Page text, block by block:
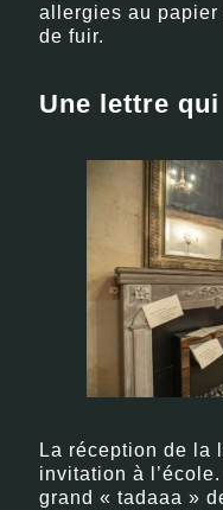
allergies au papier
de fuir.
Une lettre
La réception de la
invitation à
grand « tadaaa »